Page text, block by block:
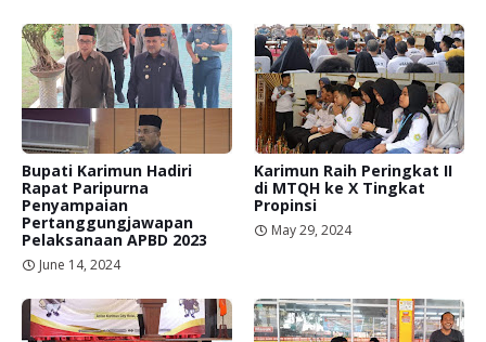
Bupati Karimun Hadiri
Rapat Paripurna
Penyampaian
Pertanggungjawapan
Pelaksanaan APBD 2023
June 14, 2024
Karimun Raih Peringkat II
di MTQH ke X Tingkat
Propinsi
May 29, 2024